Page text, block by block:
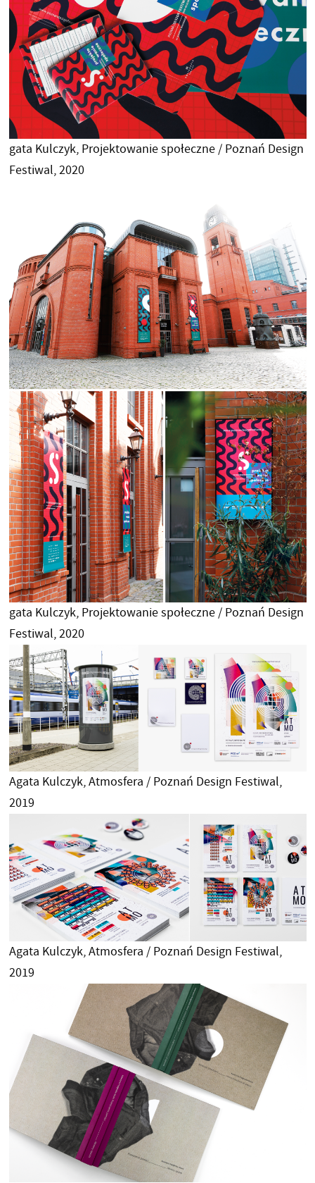
gata Kulczyk, Projektowanie społeczne / Poznań Design
Festiwal, 2020
gata Kulczyk, Projektowanie społeczne / Poznań Design
Festiwal, 2020
Agata Kulczyk, Atmosfera / Poznań Design Festiwal,
2019
Agata Kulczyk, Atmosfera / Poznań Design Festiwal,
2019